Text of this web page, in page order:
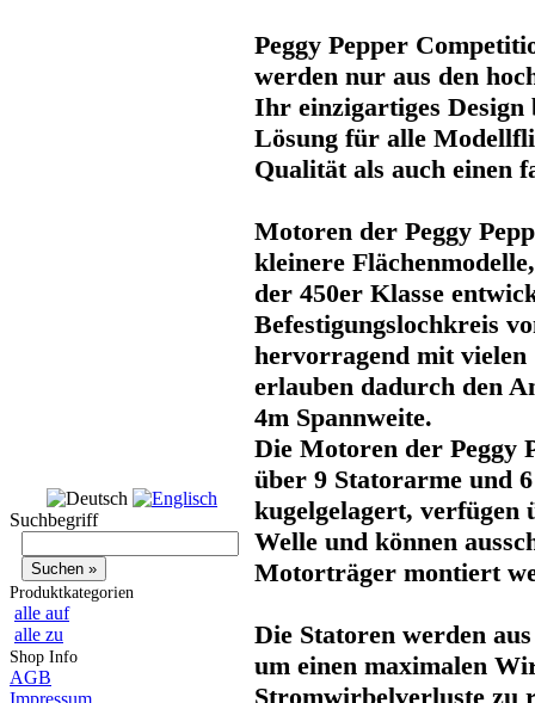
Suchbegriff
Produktkategorien
alle auf
alle zu
Shop Info
AGB
Impressum
Peggy Pepper
werden nur aus den
Ihr einzigartiges Design
Lösung für alle
Qualität als auch einen
Motoren der Peggy
kleinere
der 450er Klasse
Befestigungslochkreis
hervorragend mit
erlauben dadurch den
4m Spannweite.
Die Motoren der Peggy
über 9 Statorarme und
kugelgelagert, verfügen
Welle und können
Motorträger montiert
Die Statoren werden
um einen maximalen
Stromwirbelverluste zu